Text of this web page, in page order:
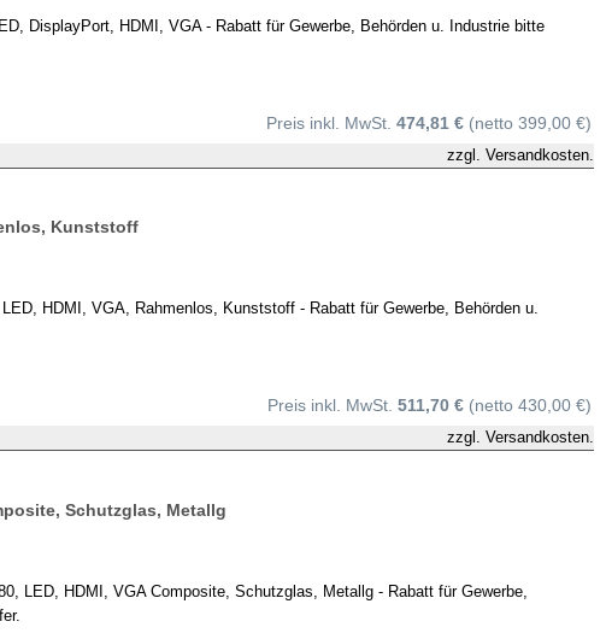
DisplayPort, HDMI, VGA - Rabatt für Gewerbe, Behörden u. Industrie bitte
Preis inkl. MwSt. 474,81 € (netto 399,00 €)
zzgl. Versandkosten.
Kunststoff
HDMI, VGA, Rahmenlos, Kunststoff - Rabatt für Gewerbe, Behörden u.
Preis inkl. MwSt. 511,70 € (netto 430,00 €)
zzgl. Versandkosten.
Schutzglas, Metallg
LED, HDMI, VGA Composite, Schutzglas, Metallg - Rabatt für Gewerbe,